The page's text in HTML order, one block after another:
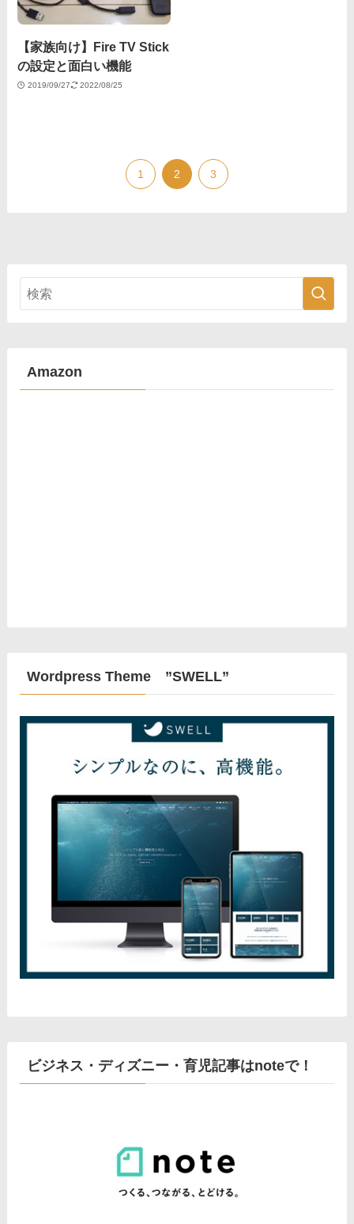
【家族向け】Fire TV Stick
の設定と面白い機能
2019/09/27 2022/08/25
1 2 3
Amazon
Wordpress Theme ”SWELL”
ビジネス・ディズニー・育児記事はnoteで！